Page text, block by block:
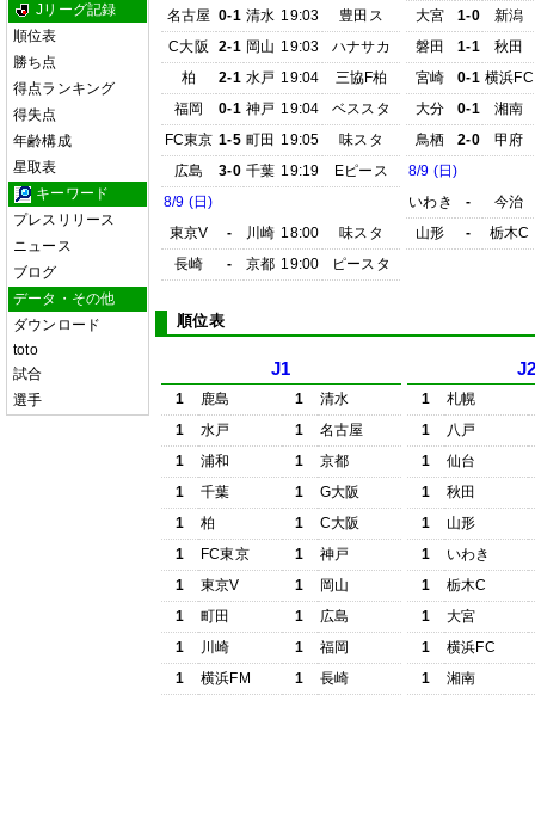
Jリーグ記録
順位表
勝ち点
得点ランキング
得失点
年齢構成
星取表
キーワード
プレスリリース
ニュース
ブログ
データ・その他
ダウンロード
toto
試合
選手
名古屋 0-1 清水 19:03
豊田ス
C大阪
2-1 岡山 19:03
ハナサカ
柏
2-1 水戸 19:04
三協F柏
福岡
0-1 神戸 19:04
ベススタ
FC東京 1-5 町田 19:05
味スタ
広島
3-0 千葉 19:19
Eピース
8/9 (日)
東京V
- 川崎 18:00
味スタ
長崎
- 京都 19:00 ピースタ
大宮
1-0
新潟
磐田
1-1
秋田
宮崎
0-1 横浜FC
大分
0-1
湘南
鳥栖
2-0
甲府
8/9 (日)
いわき
-
今治
山形
- 栃木C
順位表
J1
1 鹿島 1
清水
1
水戸 1
名古屋
1
浦和 1
京都
1
千葉 1
G大阪
1
柏 1
C大阪
1
FC東京 1
神戸
1
東京V 1
岡山
1
町田 1
広島
1
川崎 1
福岡
1
横浜FM 1 長崎
1
札幌
1
八戸
1
仙台
1
秋田
1
山形
1
いわき
1
栃木C
1
大宮
1
横浜FC
1
湘南